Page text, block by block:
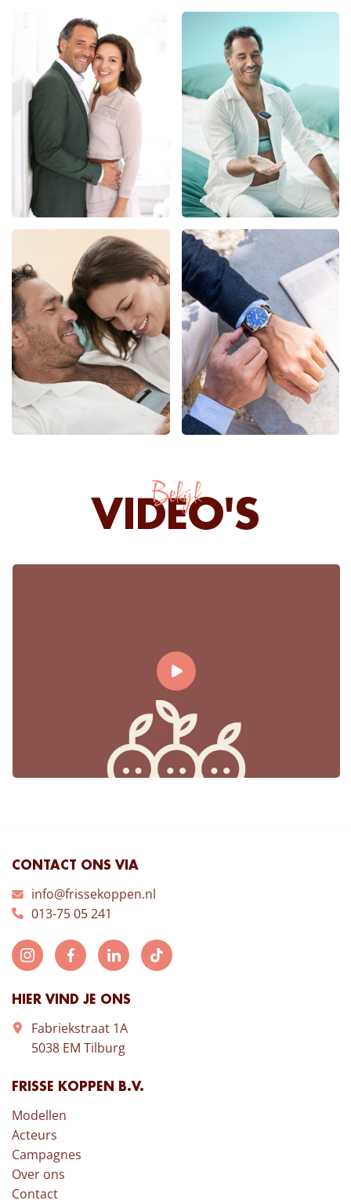
Bekijk
VIDEO'S
CONTACT ONS VIA
info@frissekoppen.nl
013-75 05 241
HIER VIND JE ONS
Fabriekstraat 1A
5038 EM Tilburg
FRISSE KOPPEN B.V.
Modellen
Acteurs
Campagnes
Over ons
Contact